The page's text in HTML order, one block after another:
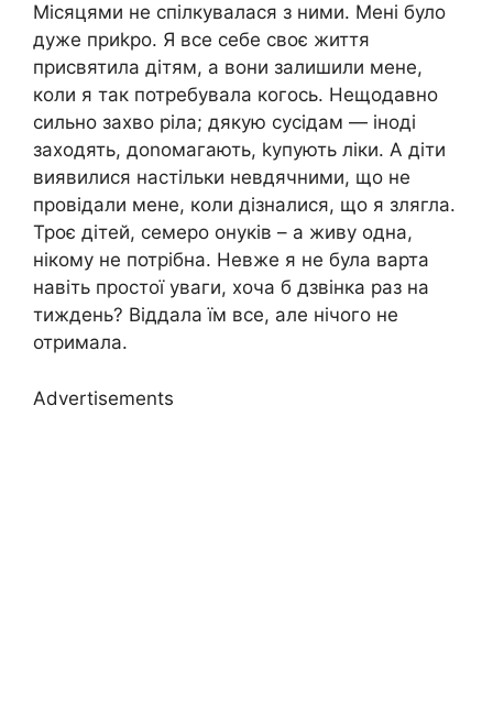
Місяцями не спілкувалася з ними. Мені було
дуже приkро. Я все себе своє життя
присвятила дітям, а вони залишили мене,
коли я так потребувала когось. Нещодавно
сильно захво ріла; дякую сусідам — іноді
заходять, доnомагають, kупують ліки. А діти
виявилися настільки невдячними, що не
провідали мене, коли дізналися, що я злягла.
Троє дітей, семеро онуків – а живу одна,
нікому не потрібна. Невже я не була варта
навіть простої уваги, хоча б дзвінка раз на
тиждень? Віддала їм все, але нічого не
отримала.
Advertisements